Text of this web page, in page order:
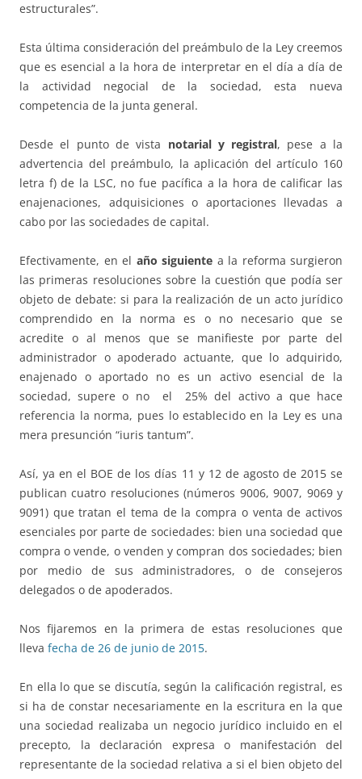
estructurales”.
Esta última consideración del preámbulo de la Ley creemos
que es esencial a la hora de interpretar en el día a día de
la actividad negocial de la sociedad, esta nueva
competencia de la junta general.
Desde el punto de vista notarial y registral, pese a la
advertencia del preámbulo, la aplicación del artículo 160
letra f) de la LSC, no fue pacífica a la hora de calificar las
enajenaciones, adquisiciones o aportaciones llevadas a
cabo por las sociedades de capital.
Efectivamente, en el año siguiente a la reforma surgieron
las primeras resoluciones sobre la cuestión que podía ser
objeto de debate: si para la realización de un acto jurídico
comprendido en la norma es o no necesario que se
acredite o al menos que se manifieste por parte del
administrador o apoderado actuante, que lo adquirido,
enajenado o aportado no es un activo esencial de la
sociedad, supere o no el 25% del activo a que hace
referencia la norma, pues lo establecido en la Ley es una
mera presunción “iuris tantum”.
Así, ya en el BOE de los días 11 y 12 de agosto de 2015 se
publican cuatro resoluciones (números 9006, 9007, 9069 y
9091) que tratan el tema de la compra o venta de activos
esenciales por parte de sociedades: bien una sociedad que
compra o vende, o venden y compran dos sociedades; bien
por medio de sus administradores, o de consejeros
delegados o de apoderados.
Nos fijaremos en la primera de estas resoluciones que
lleva fecha de 26 de junio de 2015.
En ella lo que se discutía, según la calificación registral, es
si ha de constar necesariamente en la escritura en la que
una sociedad realizaba un negocio jurídico incluido en el
precepto, la declaración expresa o manifestación del
representante de la sociedad relativa a si el bien objeto del